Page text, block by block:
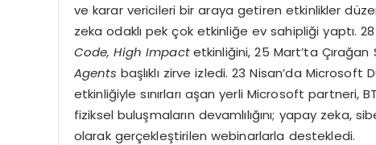
ve karar vericileri bir araya getiren etkinlikler
zeka odaklı pek çok etkinliğe ev sahipliği yaptı.
Code, High Impactetkinliğini, 25 Mart’ta Çırağan
Agents başlıklı zirve izledi. 23 Nisan’da
etkinliğiyle sınırları aşan yerli Microsoft partneri,
fiziksel buluşmaların devamlılığını; yapay zeka,
olarak gerçekleştirilen webinarlarla destekledi.